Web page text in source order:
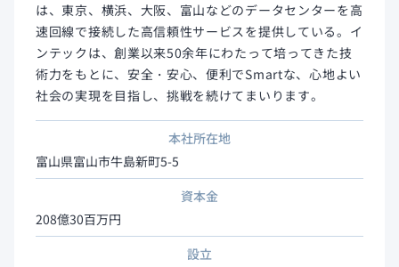
は、東京、横浜、大阪、富山などのデータセンターを高
速回線で接続した高信頼性サービスを提供している。イ
ンテックは、創業以来50余年にわたって培ってきた技
術力をもとに、安全・安心、便利でSmartな、心地よい
社会の実現を目指し、挑戦を続けてまいります。
本社所在地
富山県富山市牛島新町5-5
資本金
208億30百万円
設立